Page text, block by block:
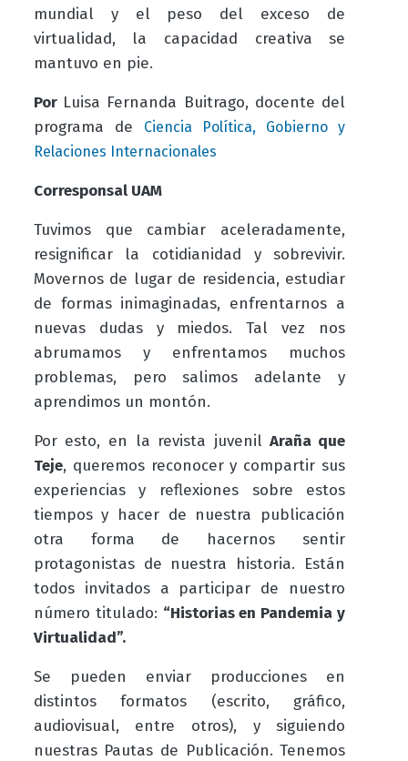
mundial y el peso del exceso de
virtualidad, la capacidad creativa se
mantuvo en pie.
Por Luisa Fernanda Buitrago, docente del
programa de
Ciencia Política, Gobierno y
Relaciones Internacionales
Corresponsal UAM
Tuvimos que cambiar aceleradamente,
resignificar la cotidianidad y sobrevivir.
Movernos de lugar de residencia, estudiar
de formas inimaginadas, enfrentarnos a
nuevas dudas y miedos. Tal vez nos
abrumamos y enfrentamos muchos
problemas, pero salimos adelante y
aprendimos un montón.
Por esto, en la revista juvenil Araña que
Teje, queremos reconocer y compartir sus
experiencias y reflexiones sobre estos
tiempos y hacer de nuestra publicación
otra forma de hacernos sentir
protagonistas de nuestra historia. Están
todos invitados a participar de nuestro
número titulado: “Historias en Pandemia y
Virtualidad”.
Se pueden enviar producciones en
distintos formatos (escrito, gráfico,
audiovisual, entre otros), y siguiendo
nuestras Pautas de Publicación. Tenemos